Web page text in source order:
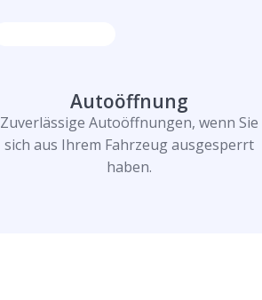
Autoöffnung
Zuverlässige Autoöffnungen, wenn Sie
sich aus Ihrem Fahrzeug ausgesperrt
haben.